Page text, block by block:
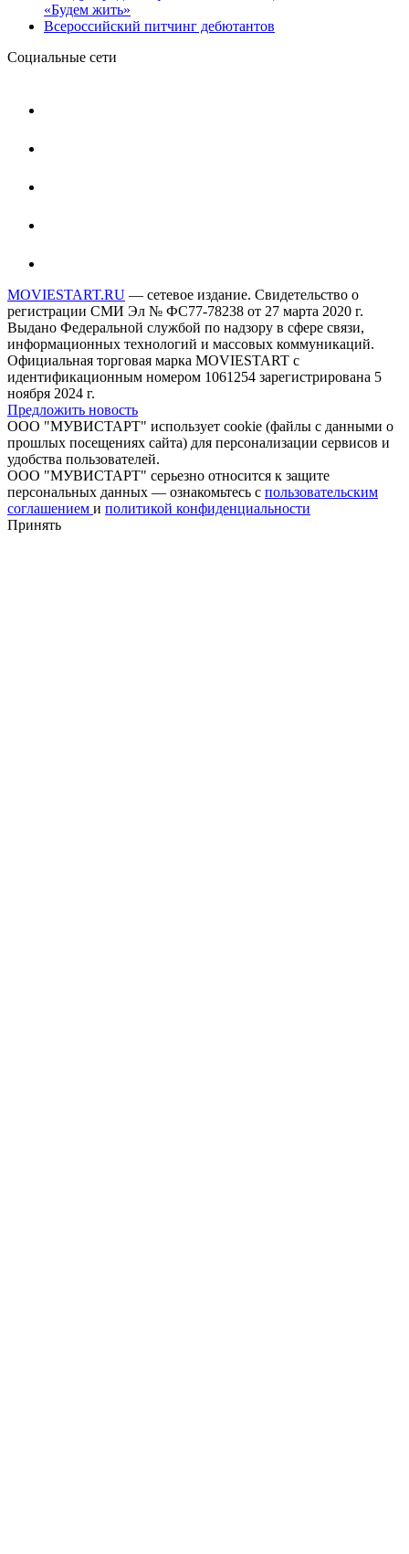
«Будем жить»
Всероссийский питчинг дебютантов
Социальные сети
MOVIESTART.RU — сетевое издание. Свидетельство о
регистрации СМИ Эл № ФС77-78238 от 27 марта 2020 г.
Выдано Федеральной службой по надзору в сфере связи,
информационных технологий и массовых коммуникаций.
Официальная торговая марка MOVIESTART с
идентификационным номером 1061254 зарегистрирована 5
ноября 2024 г.
Предложить новость
ООО "МУВИСТАРТ" использует cookie (файлы с данными о
прошлых посещениях сайта) для персонализации сервисов и
удобства пользователей.
ООО "МУВИСТАРТ" серьезно относится к защите
персональных данных — ознакомьтесь с пользовательским
соглашением и политикой конфиденциальности
Принять